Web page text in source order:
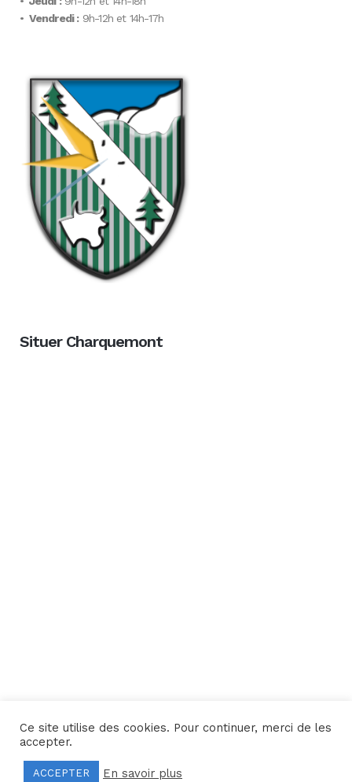
• Vendredi :9h-12h et 14h-17h
Situer Charquemont
Une réalisation Yata!
Mentions légales–Politique de confidentialité
Ce site utilise des cookies. Pour continuer, merci de les
accepter.
ACCEPTER En savoir plus